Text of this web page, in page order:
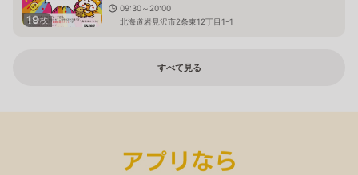
19枚
09:30～20:00
北海道岩見沢市2条東12丁目1-1
すべて見る